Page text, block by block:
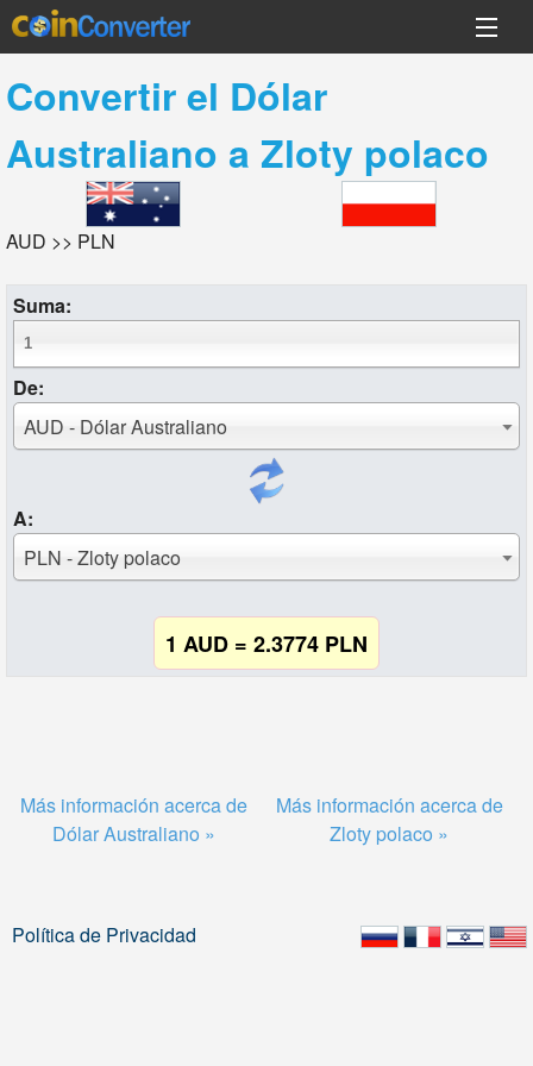
Convertir el Dólar
Australiano a Zloty polaco
AUD >> PLN
Suma:
De:
AUD - Dólar Australiano
A:
PLN - Zloty polaco
1 AUD = 2.3774 PLN
Más información acerca de
Dólar Australiano »
Más información acerca de
Zloty polaco »
Política de Privacidad